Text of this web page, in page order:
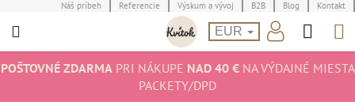
na
Náš príbeh Referencie Výskum a vývoj B2B Blog Kontakt
EUR
POŠTOVNÉ ZDARMAPRI NÁKUPE NAD 40 €NA VÝDAJNÉ MIESTA
PACKETY/DPD